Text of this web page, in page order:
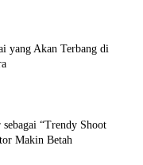
yang Akan Terbang di
“Trendy Shoot
Makin Betah